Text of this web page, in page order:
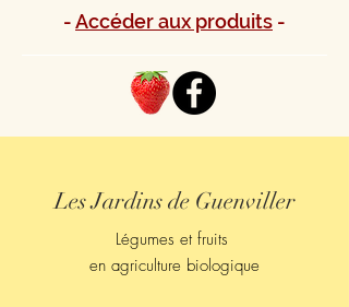
-Accéder aux produits -
Les Jardins de Guenviller
Légumes et fruits
en agriculture biologique